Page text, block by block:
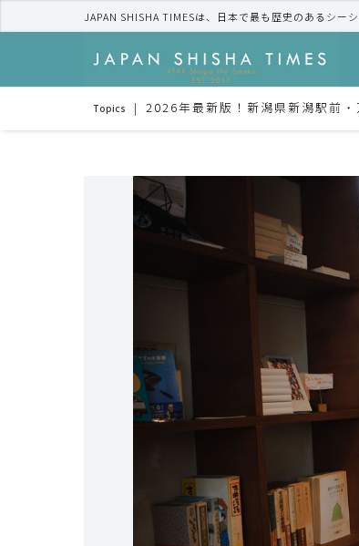
JAPAN SHISHA TIMESは、日本で最も歴史のあるシ
Topics 2026年最新版！新潟県新潟駅前